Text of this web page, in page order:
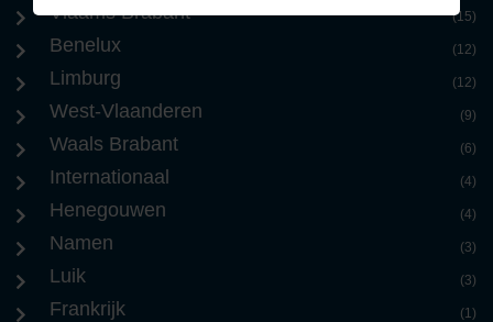
Vlaams Brabant (15)
Benelux (12)
Limburg (12)
West-Vlaanderen (9)
Waals Brabant (6)
Internationaal (4)
Henegouwen (4)
Namen (3)
Luik (3)
Frankrijk (1)